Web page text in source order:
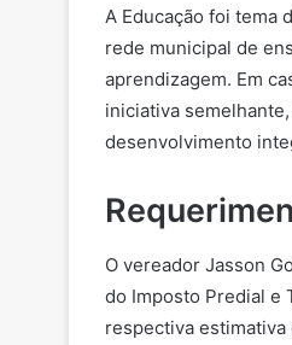
A Educação foi tema
rede municipal de
aprendizagem. Em
iniciativa
desenvolvimento
O vereador Jasson
do Imposto Predial e
respectiva